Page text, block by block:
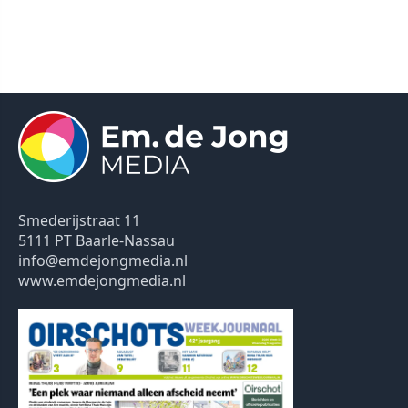
Smederijstraat 11
5111 PT Baarle-Nassau
info@emdejongmedia.nl
www.emdejongmedia.nl